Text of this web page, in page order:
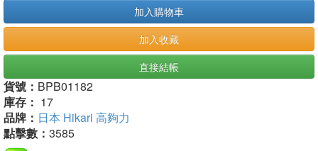
加入購物車
加入收藏
直接結帳
貨號： BPB01182
庫存： 17
品牌： 日本 Hikari 高夠力
點擊數： 3585